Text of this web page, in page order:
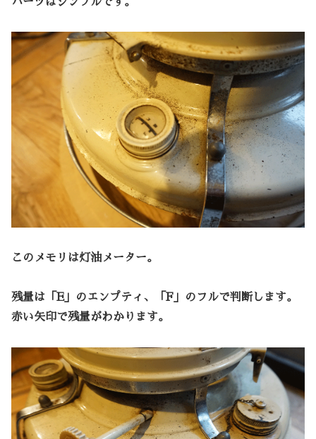
このメモリは灯油メーター。
残量は「E」のエンプティ、「F」のフルで判断します。
赤い矢印で残量がわかります。